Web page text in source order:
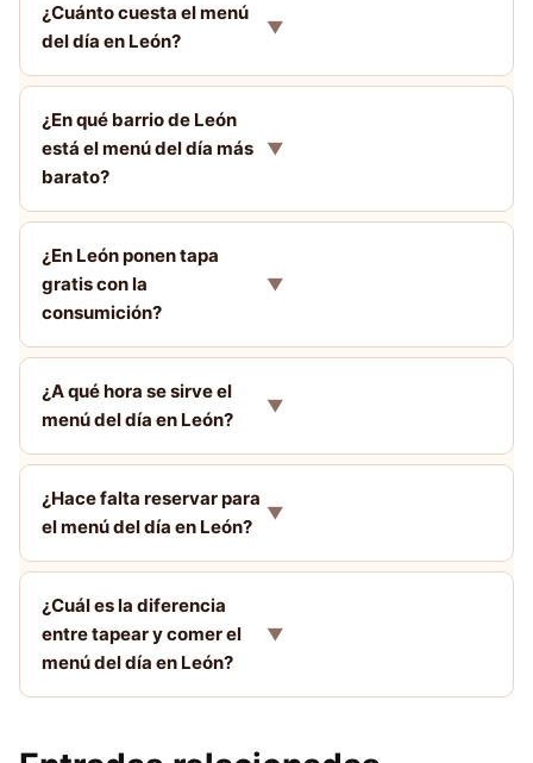
¿Cuánto cuesta el menú
del día en León?
▼
¿En qué barrio de León
está el menú del día más
barato?
▼
¿En León ponen tapa
gratis con la
consumición?
▼
¿A qué hora se sirve el
menú del día en León?
▼
¿Hace falta reservar para
el menú del día en León?
▼
¿Cuál es la diferencia
entre tapear y comer el
menú del día en León?
▼